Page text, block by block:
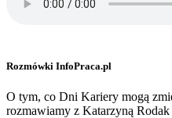
Rozmówki InfoPraca.pl
O tym, co Dni Kariery mogą
rozmawiamy z Katarzyną